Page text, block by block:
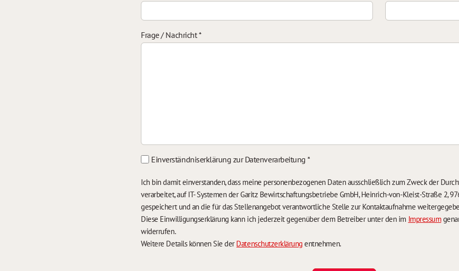
Frage / Nachricht*
Einverständniserklärung zur Datenverarbeitung*
Ich bin damit einverstanden, dass meine personenbezogenen Daten ausschließlich zum Zweck der
verarbeitet, auf IT- Systemen der Garitz Bewirtschaftungsbetriebe GmbH, Heinrich-von-Kleist-Straße 2,
gespeichert und an die für das Stellenangebot verantwortliche Stelle zur Kontaktaufnahme
Diese Einwilligungserklärung kann ich jederzeit gegenüber dem Betreiber unter den im Impressum
widerrufen.
Weitere Details können Sie der Datenschutzerklärung entnehmen.